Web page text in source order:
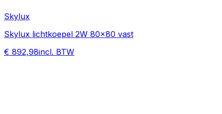
Skylux
Skylux lichtkoepel 2W 80x80 vast
€ 892,98incl. BTW